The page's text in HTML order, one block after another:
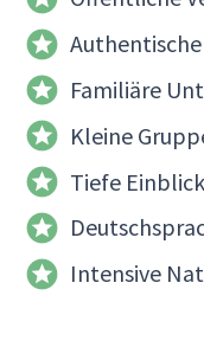
Familiäre
Kleine
Tiefe
Intensive